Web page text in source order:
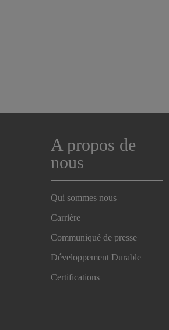
A propos de
nous
Qui sommes nous
Carrière
Communiqué de presse
Développement Durable
Certifications